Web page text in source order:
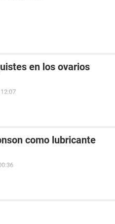
en los ovarios
como lubricante